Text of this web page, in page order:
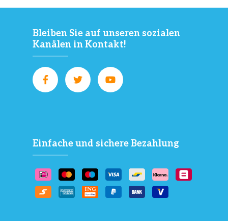
Bleiben Sie auf unseren sozialen
Kanälen in Kontakt!
Einfache und sichere Bezahlung